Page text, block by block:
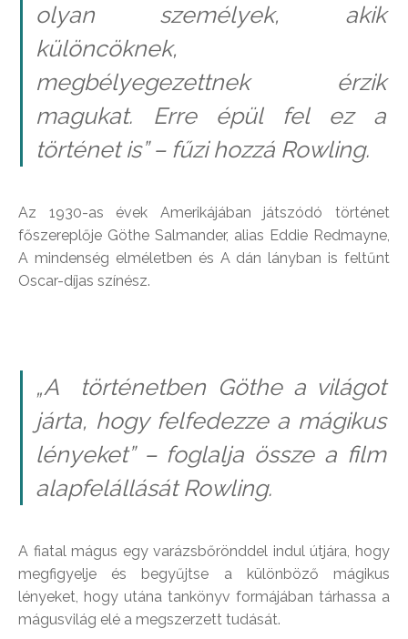
olyan személyek, akik
különcöknek,
megbélyegezettnek érzik
magukat. Erre épül fel ez a
történet is” – fűzi hozzá Rowling.
Az 1930-as évek Amerikájában játszódó történet
főszereplője Göthe Salmander, alias Eddie Redmayne,
A mindenség elméletben és A dán lányban is feltűnt
Oscar-díjas színész.
„A történetben Göthe a világot
járta, hogy felfedezze a mágikus
lényeket” – foglalja össze a film
alapfelállását Rowling.
A fiatal mágus egy varázsbőrönddel indul útjára, hogy
megfigyelje és begyűjtse a különböző mágikus
lényeket, hogy utána tankönyv formájában tárhassa a
mágusvilág elé a megszerzett tudását.